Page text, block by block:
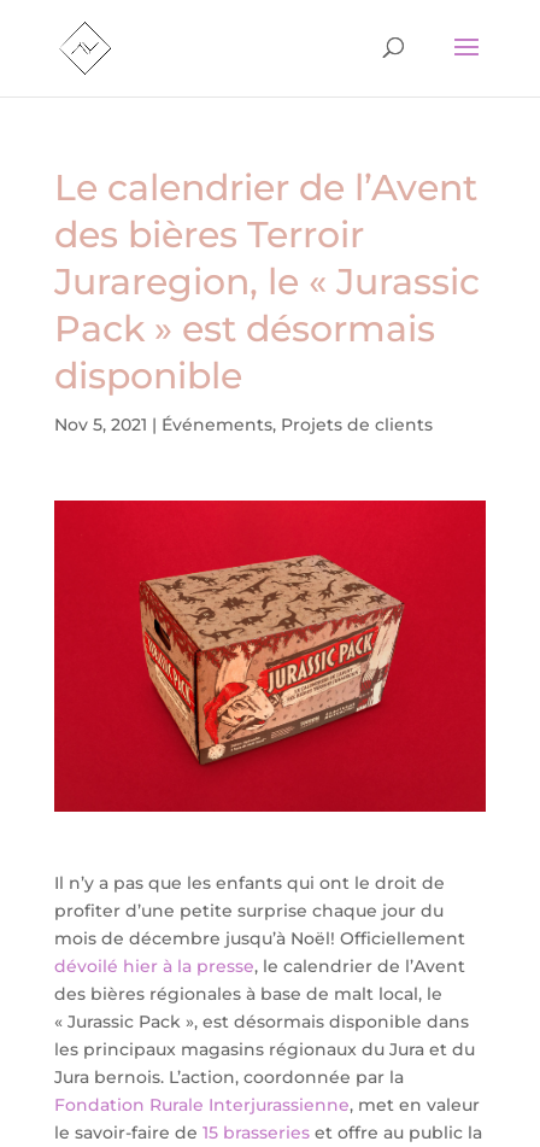
Le calendrier de l’Avent
des bières Terroir
Juraregion, le « Jurassic
Pack » est désormais
disponible
Nov 5, 2021 | Événements, Projets de clients
Il n’y a pas que les enfants qui ont le droit de
profiter d’une petite surprise chaque jour du
mois de décembre jusqu’à Noël! Officiellement
dévoilé hier à la presse, le calendrier de l’Avent
des bières régionales à base de malt local, le
« Jurassic Pack », est désormais disponible dans
les principaux magasins régionaux du Jura et du
Jura bernois. L’action, coordonnée par la
Fondation Rurale Interjurassienne, met en valeur
le savoir-faire de 15 brasserieset offre au public la